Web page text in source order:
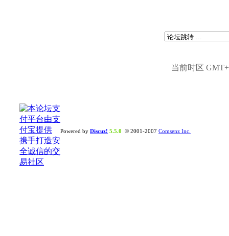
当前时区
Powered by Discuz! 5.5.0 © 2001-2007 Comsenz Inc.